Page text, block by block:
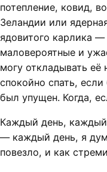
потепление, ковид,
Зеландии или
ядовитого карлика
маловероятные и
могу откладывать её
спокойно спать,
был упущен. Когда,
Каждый день,
— каждый день, я
повезло, и как